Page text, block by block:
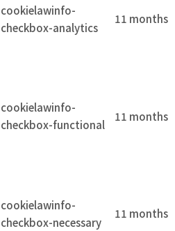
cookielawinfo-
checkbox-analytics
11 months
cookielawinfo-
checkbox-functional
11 months
cookielawinfo-
checkbox-necessary
11 months